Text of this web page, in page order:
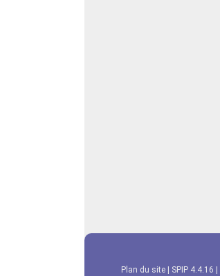
Plan du site
SPIP 4.4.16